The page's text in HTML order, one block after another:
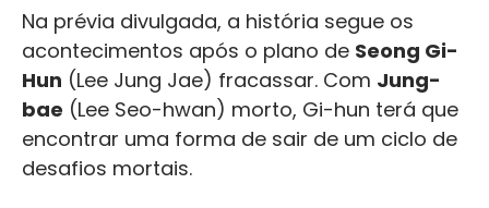
Na prévia divulgada, a história segue os
acontecimentos após o plano de Seong Gi-
Hun (Lee Jung Jae) fracassar. Com Jung-
bae (Lee Seo-hwan) morto, Gi-hun terá que
encontrar uma forma de sair de um ciclo de
desafios mortais.